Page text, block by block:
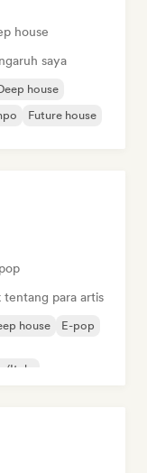
house
saya
house
Future house
tentang para artis
house
E-pop
Italo